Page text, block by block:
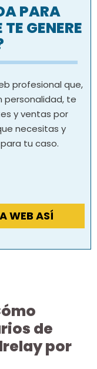
PARA
GENERE
profesional que,
personalidad, te
y ventas por
necesitas y
tu caso.
WEB ASÍ
de
por